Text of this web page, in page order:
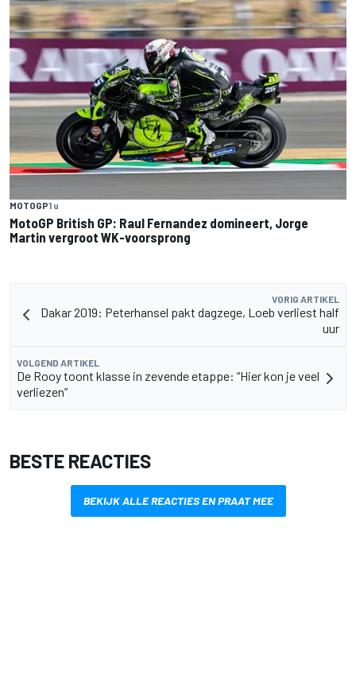
MOTOGP1 u
MotoGP British GP: Raul Fernandez domineert, Jorge
Martin vergroot WK-voorsprong
VORIG ARTIKEL
Dakar 2019: Peterhansel pakt dagzege, Loeb verliest half
uur
VOLGEND ARTIKEL
De Rooy toont klasse in zevende etappe: “Hier kon je veel
verliezen”
BESTE REACTIES
BEKIJK ALLE REACTIES EN PRAAT MEE